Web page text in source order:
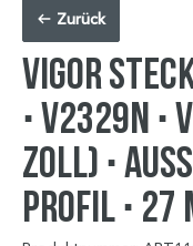
Zurück
VIGOR
∙ V2329N
Zoll) ∙
Profil ∙ 27